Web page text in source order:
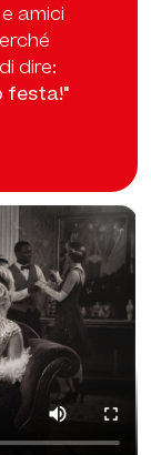
amici
dire:
festa!"